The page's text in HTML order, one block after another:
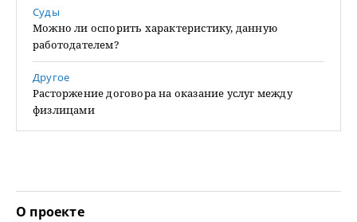
Суды
Можно ли оспорить характеристику, данную
работодателем?
Другое
Расторжение договора на оказание услуг между
физлицами
О проекте